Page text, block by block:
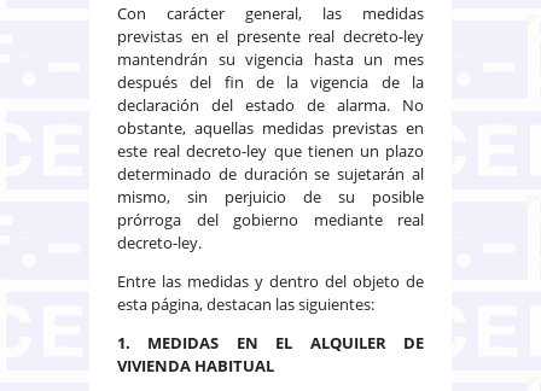
Con carácter general, las medidas
previstas en el presente real decreto-ley
mantendrán su vigencia hasta un mes
después del fin de la vigencia de la
declaración del estado de alarma. No
obstante, aquellas medidas previstas en
este real decreto-ley que tienen un plazo
determinado de duración se sujetarán al
mismo, sin perjuicio de su posible
prórroga del gobierno mediante real
decreto-ley.
Entre las medidas y dentro del objeto de
esta página, destacan las siguientes:
1. MEDIDAS EN EL ALQUILER DE
VIVIENDA HABITUAL